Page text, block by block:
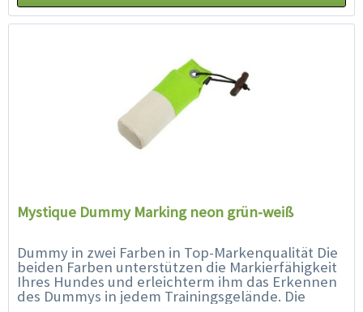
Mystique Dummy Marking neon grün-weiß
Dummy in zwei Farben in Top-Markenqualität Die
beiden Farben unterstützen die Markierfähigkeit
Ihres Hundes und erleichterm ihm das Erkennen
des Dummys in jedem Trainingsgelände. Die